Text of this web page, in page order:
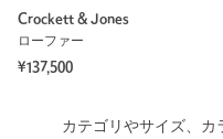
Crockett & Jones
ローファー
¥137,500
カテゴリやサイズ、カ